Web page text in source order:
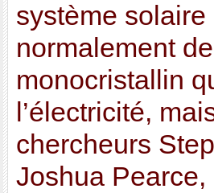
système
normalement
monocristallin
l’électricité,
chercheurs
Joshua